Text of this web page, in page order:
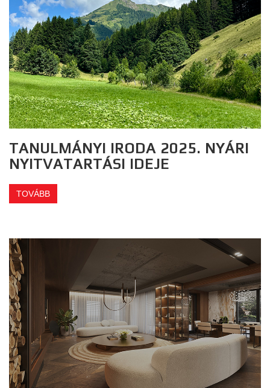
TANULMÁNYI IRODA 2025. NYÁRI
NYITVATARTÁSI IDEJE
TOVÁBB